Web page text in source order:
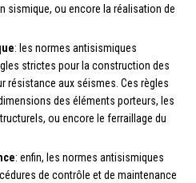
sismique, ou encore la réalisation de
: les normes antisismiques
strictes pour la construction des
résistance aux séismes. Ces règles
des éléments porteurs, les
ou encore le ferraillage du
: enfin, les normes antisismiques
de contrôle et de maintenance